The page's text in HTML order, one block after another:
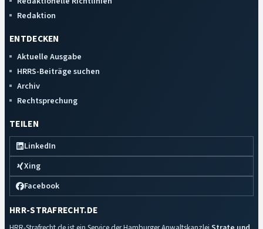
Redaktion
ENTDECKEN
Aktuelle Ausgabe
HRRS-Beiträge suchen
Archiv
Rechtsprechung
TEILEN
LinkedIn
Xing
Facebook
HRR-STRAFRECHT.DE